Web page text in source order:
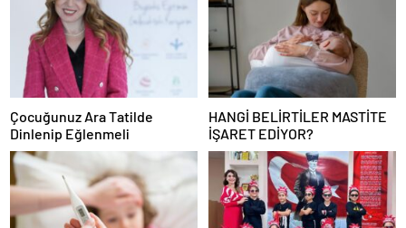
Çocuğunuz Ara Tatilde
Dinlenip Eğlenmeli
HANGİ BELİRTİLER MASTİTE
İŞARET EDİYOR?